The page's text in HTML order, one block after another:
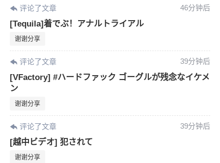
评论了文章 46分钟后
[Tequila]着でぶ！アナルトライアル
谢谢分享
评论了文章 39分钟后
[VFactory] #ハードファック ゴーグルが残念なイケメ
ン
谢谢分享
评论了文章 39分钟后
[越中ビデオ] 犯されて
谢谢分享